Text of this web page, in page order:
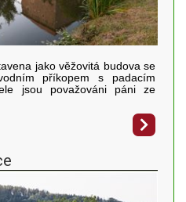
jako věžovitá budova se
příkopem s padacím
jsou považováni páni ze